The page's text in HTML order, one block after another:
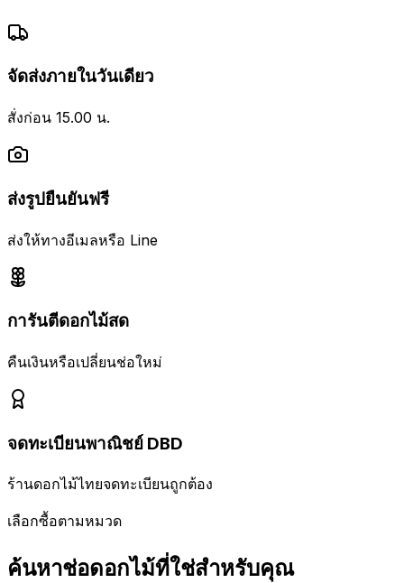
จัดส่งภายในวันเดียว
สั่งก่อน 15.00 น.
ส่งรูปยืนยันฟรี
ส่งให้ทางอีเมลหรือ Line
การันตีดอกไม้สด
คืนเงินหรือเปลี่ยนช่อใหม่
จดทะเบียนพาณิชย์ DBD
ร้านดอกไม้ไทยจดทะเบียนถูกต้อง
เลือกซื้อตามหมวด
ค้นหาช่อดอกไม้ที่ใช่สำหรับคุณ